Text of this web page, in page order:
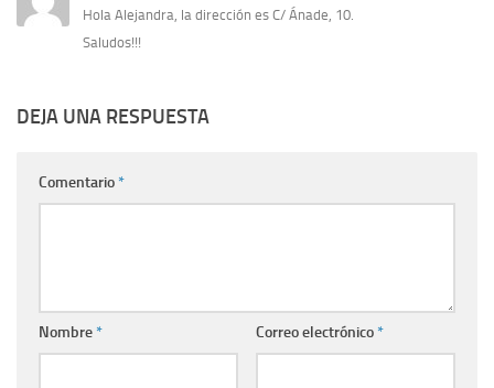
Hola Alejandra, la dirección es C/ Ánade, 10.
Saludos!!!
DEJA UNA RESPUESTA
Comentario*
Nombre* Correo electrónico*